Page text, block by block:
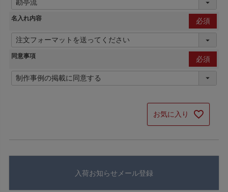
名入れ内容
(必
同意事項
(必
お気に入り
入荷お知らせメール登録